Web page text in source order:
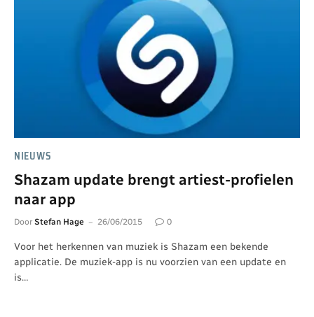
NIEUWS
Shazam update brengt artiest-profielen
naar app
Door Stefan Hage 26/06/2015 0
Voor het herkennen van muziek is Shazam een bekende
applicatie. De muziek-app is nu voorzien van een update en
is…